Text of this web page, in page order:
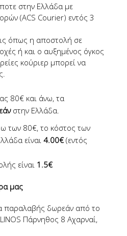
στην Ελλάδα με
(ACS Courier) εντός 3
όπως η αποστολή σε
ή και ο αυξημένος όγκος
κούριερ μπορεί να
80€ και άνω, τα
στην Ελλάδα.
των 80€, το κόστος των
είναι 4.00€ (εντός
είναι 1.5€
μας
παραλαβής δωρεάν από το
Πάρνηθος 8 Αχαρναί,